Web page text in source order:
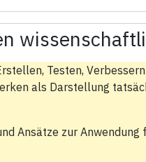
Testen,
als Darstellung
Ansätze zur